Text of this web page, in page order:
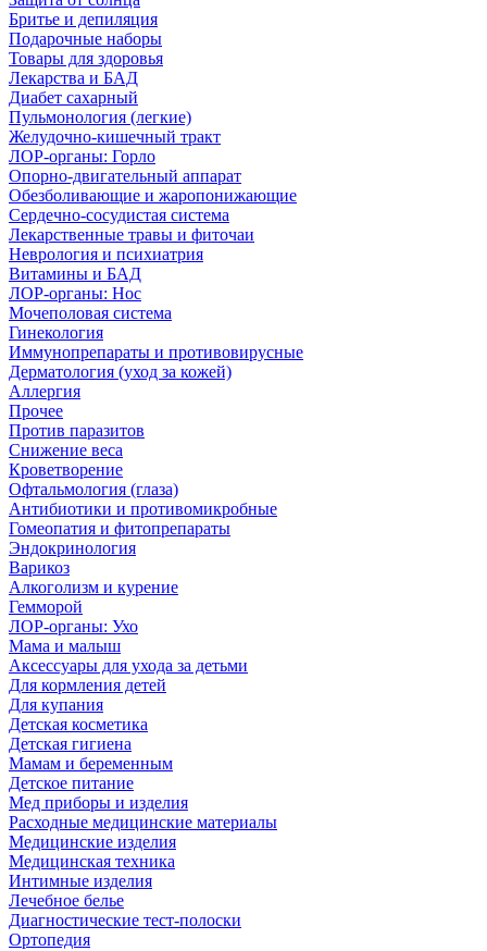
Бритье и депиляция
Подарочные наборы
Товары для здоровья
Лекарства и БАД
Диабет сахарный
Пульмонология (легкие)
Желудочно-кишечный тракт
ЛОР-органы: Горло
Опорно-двигательный аппарат
Обезболивающие и жаропонижающие
Сердечно-сосудистая система
Лекарственные травы и фиточаи
Неврология и психиатрия
Витамины и БАД
ЛОР-органы: Нос
Мочеполовая система
Гинекология
Иммунопрепараты и противовирусные
Дерматология (уход за кожей)
Аллергия
Прочее
Против паразитов
Снижение веса
Кроветворение
Офтальмология (глаза)
Антибиотики и противомикробные
Гомеопатия и фитопрепараты
Эндокринология
Варикоз
Алкоголизм и курение
Гемморой
ЛОР-органы: Ухо
Мама и малыш
Аксессуары для ухода за детьми
Для кормления детей
Для купания
Детская косметика
Детская гигиена
Мамам и беременным
Детское питание
Мед приборы и изделия
Расходные медицинские материалы
Медицинские изделия
Медицинская техника
Интимные изделия
Лечебное белье
Диагностические тест-полоски
Ортопедия